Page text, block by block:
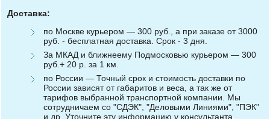
Доставка:
по Москве курьером — 300 руб., а при заказе от 3000
руб. - бесплатная доставка. Срок - 3 дня.
За МКАД и ближнеему Подмосковью курьером — 300
руб.+ 20 р. за 1 км.
по России — Точный срок и стоимость доставки по
России зависят от габаритов и веса, а так же от
тарифов выбранной транспортной компании. Мы
сотрудничаем со "СДЭК", "Деловыми Линиями", "ПЭК"
и др. Уточните эту информацию у консультанта.